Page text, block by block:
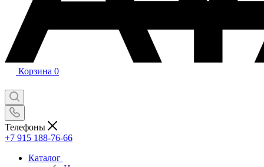
Корзина 0
Телефоны
+7 915 188-76-66
Каталог